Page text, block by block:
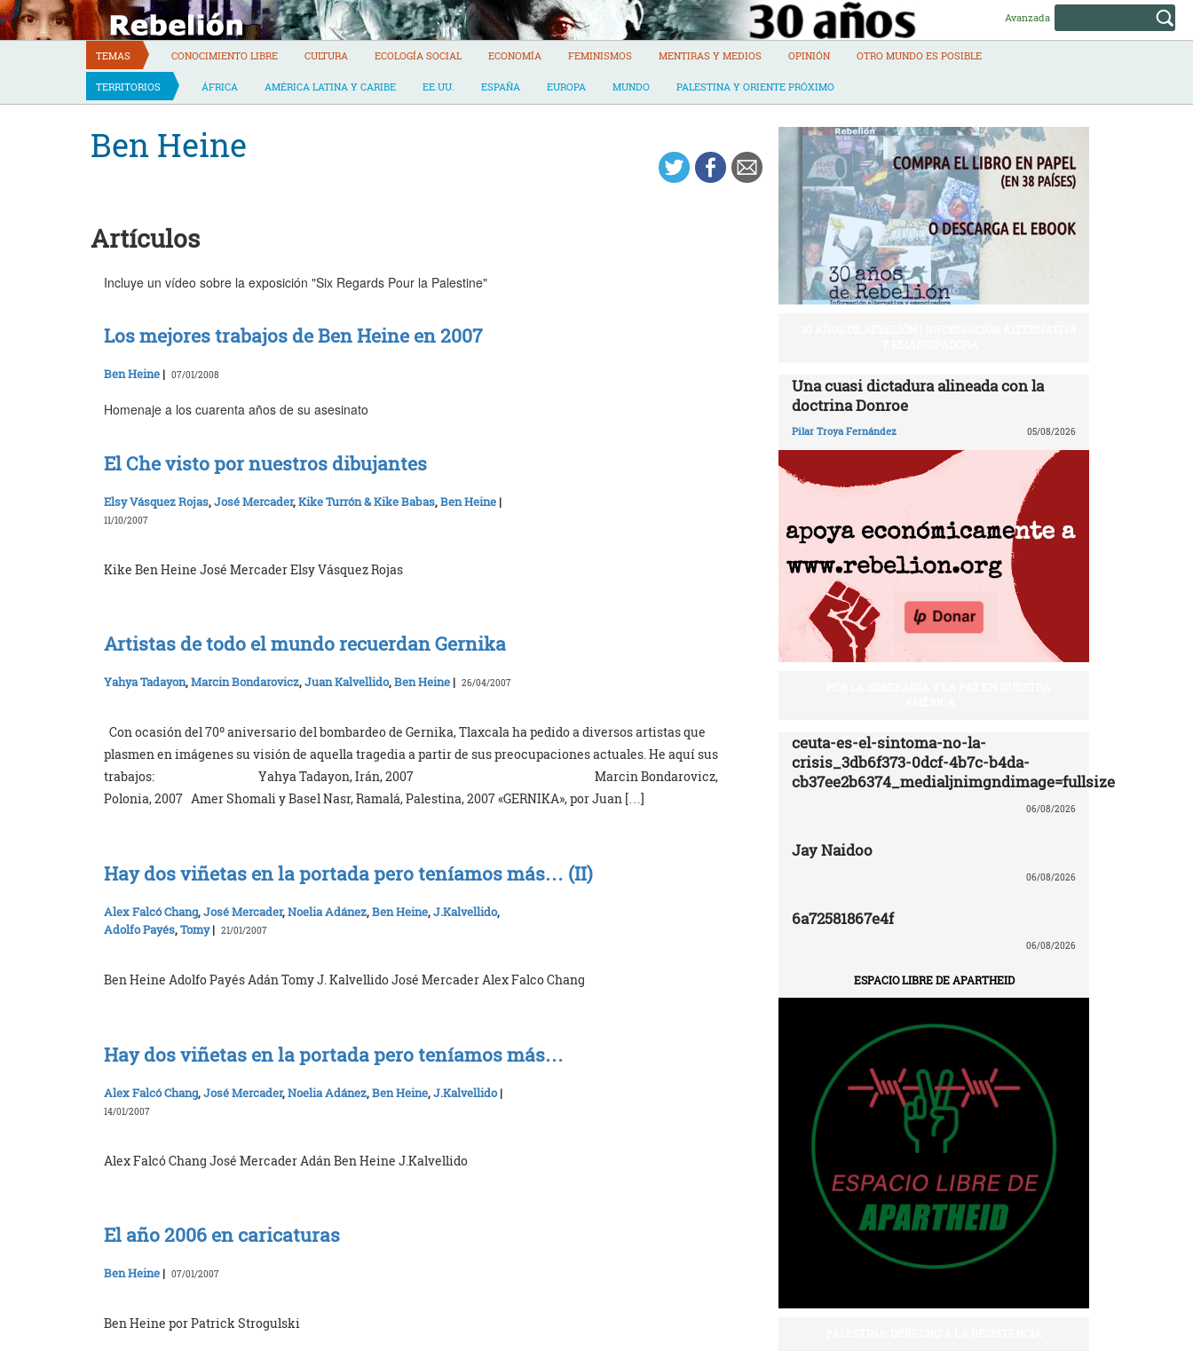
Skip
to
content
Avanzada
TEMAS CONOCIMIENTO LIBRE CULTURA ECOLOGÍA SOCIAL ECONOMÍA FEMINISMOS MENTIRAS Y MEDIOS OPINIÓN OTRO MUNDO ES POSIBLE
TERRITORIOS ÁFRICA AMÉRICA LATINA Y CARIBE EE.UU. ESPAÑA EUROPA MUNDO PALESTINA Y ORIENTE PRÓXIMO
Ben Heine
Artículos
Incluye un vídeo sobre la exposición "Six Regards Pour la Palestine"
Los mejores trabajos de Ben Heine en 2007
Ben Heine | 07/01/2008
Homenaje a los cuarenta años de su asesinato
El Che visto por nuestros dibujantes
Elsy Vásquez Rojas,José Mercader,Kike Turrón & Kike Babas,Ben Heine |
11/10/2007
Kike Ben Heine José Mercader Elsy Vásquez Rojas
Artistas de todo el mundo recuerdan Gernika
Yahya Tadayon,Marcin Bondarovicz,Juan Kalvellido,Ben Heine | 26/04/2007
Con ocasión del 70º aniversario del bombardeo de Gernika, Tlaxcala ha pedido a diversos artistas que
plasmen en imágenes su visión de aquella tragedia a partir de sus preocupaciones actuales. He aquí sus
trabajos: Yahya Tadayon, Irán, 2007 Marcin Bondarovicz,
Polonia, 2007 Amer Shomali y Basel Nasr, Ramalá, Palestina, 2007 «GERNIKA», por Juan […]
Hay dos viñetas en la portada pero teníamos más… (II)
Alex Falcó Chang,José Mercader,Noelia Adánez,Ben Heine,J.Kalvellido,
Adolfo Payés,Tomy| 21/01/2007
Ben Heine Adolfo Payés Adán Tomy J. Kalvellido José Mercader Alex Falco Chang
Hay dos viñetas en la portada pero teníamos más…
Alex Falcó Chang,José Mercader,Noelia Adánez,Ben Heine,J.Kalvellido|
14/01/2007
Alex Falcó Chang José Mercader Adán Ben Heine J.Kalvellido
El año 2006 en caricaturas
Ben Heine | 07/01/2007
Ben Heine por Patrick Strogulski
Una cuasi dictadura alineada con la
doctrina Donroe
Pilar Troya Fernández 05/08/2026
ceuta-es-el-sintoma-no-la-
crisis_3db6f373-0dcf-4b7c-b4da-
cb37ee2b6374_medialjnimgndimage=fullsize
06/08/2026
Jay Naidoo
06/08/2026
6a72581867e4f
06/08/2026
ESPACIO LIBRE DE APARTHEID